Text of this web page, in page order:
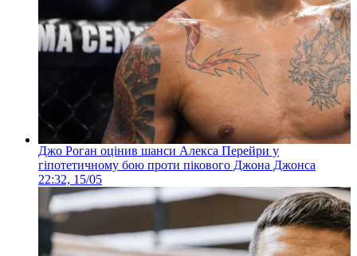
Джо Роган оцінив шанси Алекса Перейри у
гіпотетичному бою проти пікового Джона Джонса
22:32, 15/05